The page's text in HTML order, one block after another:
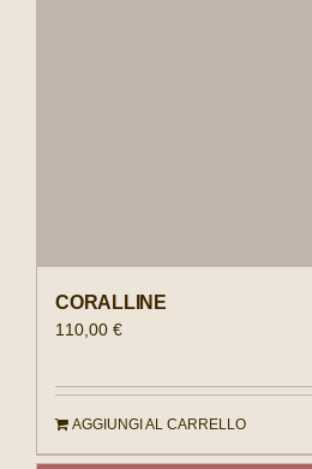
CORALLINE
110,00 €
AGGIUNGI AL CARRELLO